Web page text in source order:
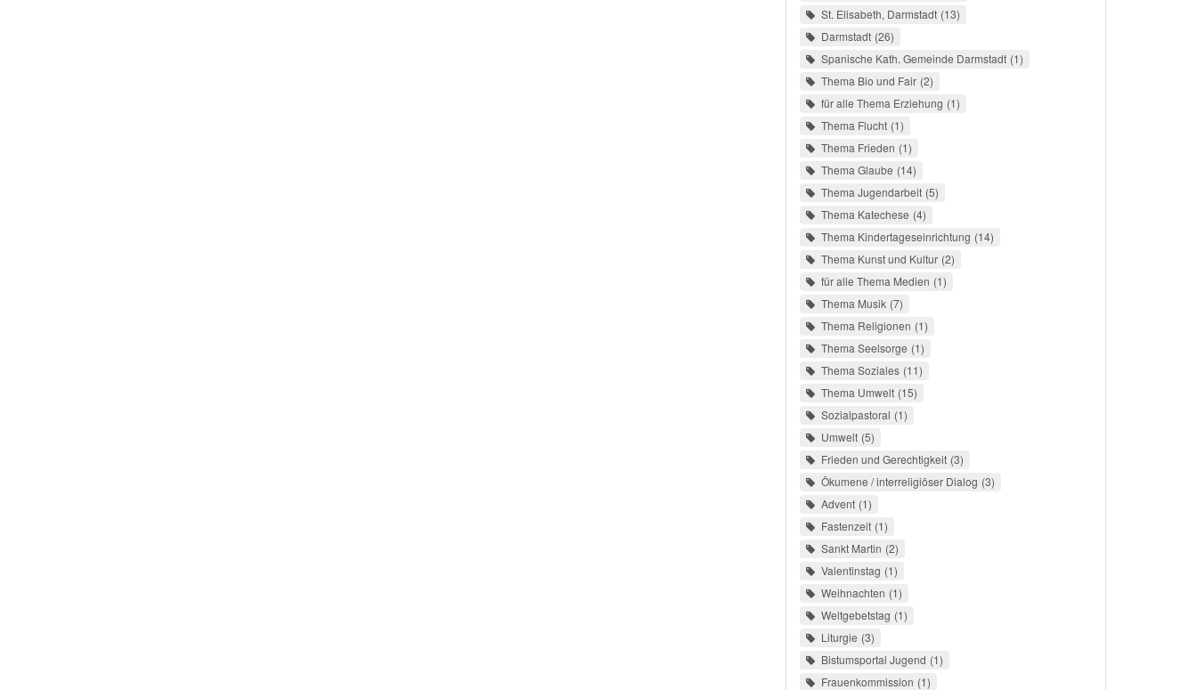
St. Elisabeth, Darmstadt 13
Darmstadt 26
Spanische Kath. Gemeinde Darmstadt 1
Thema Bio und Fair 2
für alle Thema Erziehung 1
Thema Flucht 1
Thema Frieden 1
Thema Glaube 14
Thema Jugendarbeit 5
Thema Katechese 4
Thema Kindertageseinrichtung 14
Thema Kunst und Kultur 2
für alle Thema Medien 1
Thema Musik 7
Thema Religionen 1
Thema Seelsorge 1
Thema Soziales 11
Thema Umwelt 15
Sozialpastoral 1
Umwelt 5
Frieden und Gerechtigkeit 3
Ökumene / interreligiöser Dialog 3
Advent 1
Fastenzeit 1
Sankt Martin 2
Valentinstag 1
Weihnachten 1
Weltgebetstag 1
Liturgie 3
Bistumsportal Jugend 1
Frauenkommission 1